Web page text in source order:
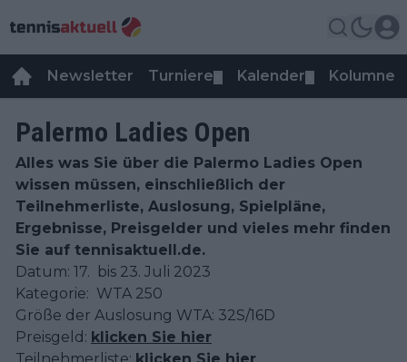
Newsletter Turniere Kalender Kolumnen
Palermo Ladies Open
Alles was Sie über die Palermo Ladies Open
wissen müssen, einschließlich der
Teilnehmerliste, Auslosung, Spielpläne,
Ergebnisse, Preisgelder und vieles mehr finden
Sie auf tennisaktuell.de.
Datum: 17. bis 23. Juli 2023
Kategorie: WTA 250
Größe der Auslosung WTA: 32S/16D
Preisgeld: klicken Sie hier